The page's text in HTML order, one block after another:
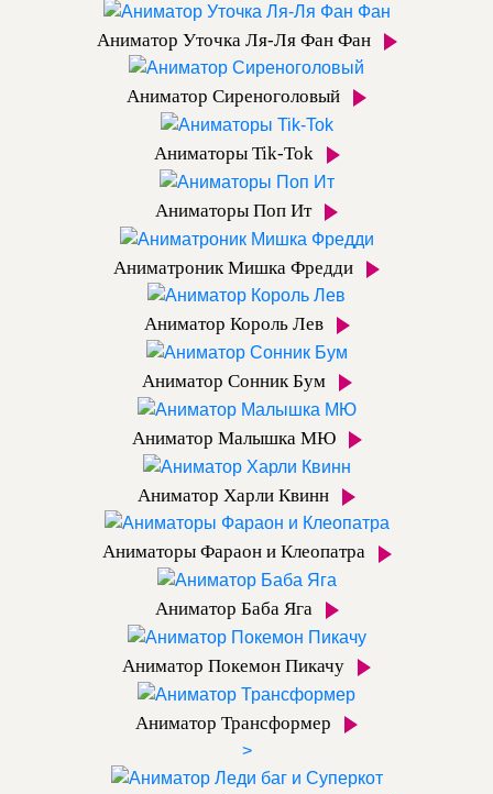
Аниматор Уточка Ля-Ля Фан Фан
Аниматор Сиреноголовый
Аниматоры Tik-Tok
Аниматоры Поп Ит
Аниматроник Мишка Фредди
Аниматор Король Лев
Аниматор Сонник Бум
Аниматор Малышка МЮ
Аниматор Харли Квинн
Аниматоры Фараон и Клеопатра
Аниматор Баба Яга
Аниматор Покемон Пикачу
Аниматор Трансформер
>